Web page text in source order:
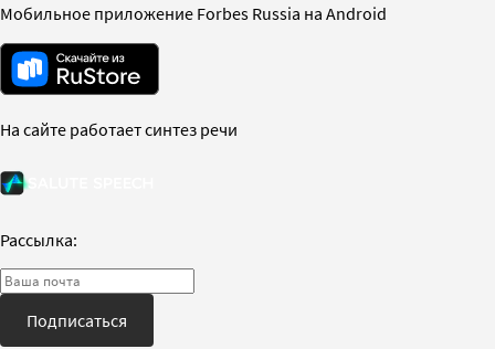
Мобильное приложение Forbes Russia на Android
На сайте работает синтез речи
Рассылка:
Подписаться